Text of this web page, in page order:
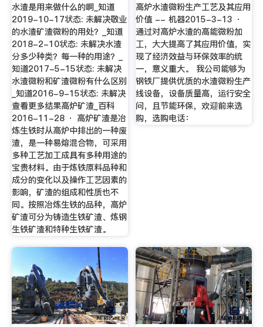
水渣是用来做什么的啊_知道
2019-10-17状态: 未解决敬业
的水渣矿渣微粉的用处？_知道
2018-2-10状态: 未解决水渣
分多少种类？每一种的用途？_
知道2017-5-15状态: 未解决
水渣微粉和矿渣微粉有什么区别
_知道2016-9-15状态: 未解决
查看更多结果高炉矿渣_百科
2016-11-28 · 高炉矿渣是冶
炼生铁时从高炉中排出的一种废
渣，是一种易熔混合物，可采用
多种工艺加工成具有多种用途的
宝贵材料。由于炼铁原料品种和
成分的变化以及操作工艺因素的
影响，矿渣的组成和性质也不
同。按照冶炼生铁的品种，高炉
矿渣可分为铸造生铁矿渣、炼钢
生铁矿渣和特种生铁矿渣。
高炉水渣微粉生产工艺及其应用
价值 -- 机器2015-3-13 ·
通过对高炉水渣的高能微粉加
工，大大提高了其应用价值，实
现了经济效益与环保效率的统
一，意义重大。 我公司能够为
钢铁厂提供优质的水渣微粉生产
线设备，设备质量高，运行安全
问，且节能环保，欢迎前来选
购，选购电话：